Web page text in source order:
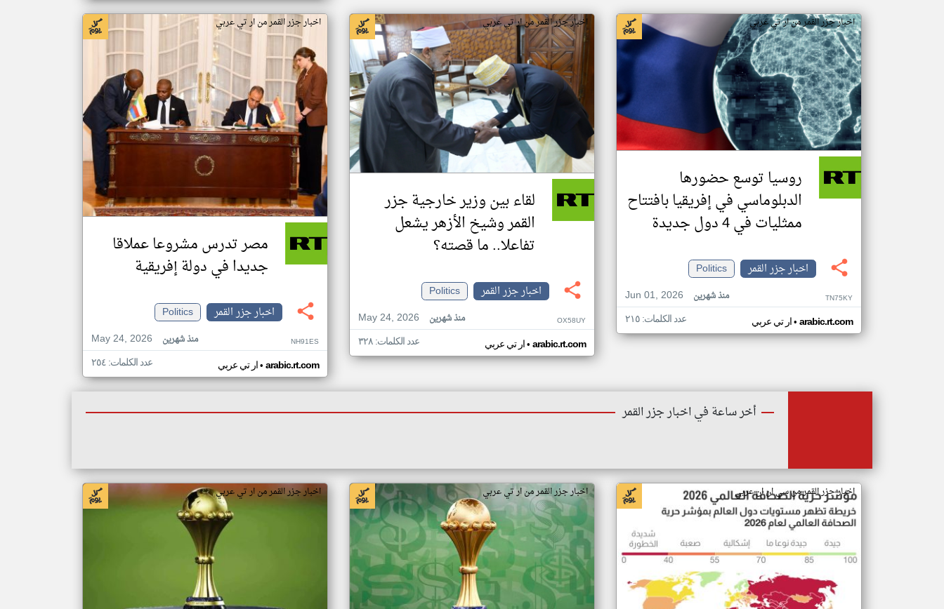
اخبار جزر القمر من ار تي عربي
روسيا توسع حضورها
الدبلوماسي في إفريقيا بافتتاح
ممثليات في 4 دول جديدة
اخبار جزر القمر
Politics
Jun 01, 2026
منذ شهرين TN75KY
ار تي عربي• arabic.rt.com عدد الكلمات: ٢١٥
اخبار جزر القمر من ار تي عربي
لقاء بين وزير خارجية جزر
القمر وشيخ الأزهر يشعل
تفاعلا.. ما قصته؟
اخبار جزر القمر
Politics
May 24, 2026
منذ شهرين OX58UY
ار تي عربي• arabic.rt.com عدد الكلمات: ٣٢٨
اخبار جزر القمر من ار تي عربي
مصر تدرس مشروعا عملاقا
جديدا في دولة إفريقية
اخبار جزر القمر
Politics
May 24, 2026
منذ شهرين NH91ES
ار تي عربي• arabic.rt.com عدد الكلمات: ٢٥٤
أخر ساعة في اخبار جزر القمر
اخبار جزر القمر من سي ان ان عربي اخبار جزر القمر من ار تي عربي اخبار جزر القمر من ار تي عربي